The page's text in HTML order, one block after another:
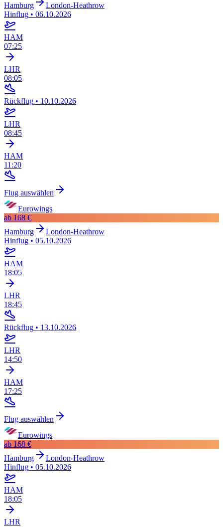
Hamburg
London-Heathrow
Hinflug • 06.10.2026
HAM
07:25
LHR
08:05
Rückflug • 10.10.2026
LHR
08:45
HAM
11:20
Flug auswählen
Eurowings
ab 168 €
Hamburg
London-Heathrow
Hinflug • 05.10.2026
HAM
18:05
LHR
18:45
Rückflug • 13.10.2026
LHR
14:50
HAM
17:25
Flug auswählen
Eurowings
ab 168 €
Hamburg
London-Heathrow
Hinflug • 05.10.2026
HAM
18:05
LHR